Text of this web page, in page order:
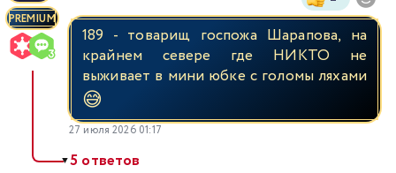
PREMIUM
189 - товарищ госпожа Шарапова, на
крайнем севере где НИКТО не
выживает в мини юбке с голомы ляхами
😅
27 июля 2026 01:17
▼5 ответов